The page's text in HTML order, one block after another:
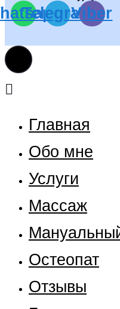
Telegram
Viber
Главная
Обо мне
Услуги
Массаж
Остеопат
Отзывы